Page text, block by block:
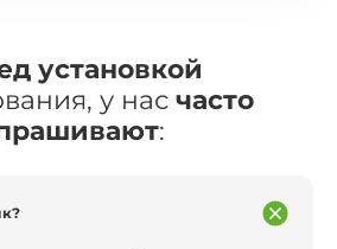
установкой
у нас часто
: